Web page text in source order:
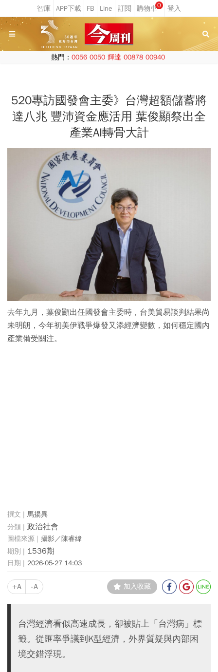
0
熱門： 0056 0050 輝達 00878 00940
520專訪國發會主委》台灣超額儲蓄將
達八兆 豐沛資金應活用 葉俊顯祭出全
產業AI轉骨大計
去年九月，葉俊顯出任國發會主委時，台美貿易談判結果尚
未明朗，今年初美伊戰爭爆發又添經濟變數，如何穩定國內
產業備受關注。
馬揚異
政治社會
攝影／陳睿緯
1536期
2026-05-27 14:03
+A -A 加入收藏
台灣經濟看似高速成長，卻被貼上「台灣病」標
籤。從匯率爭議到K型經濟，外界質疑與內部困
境交錯浮現。